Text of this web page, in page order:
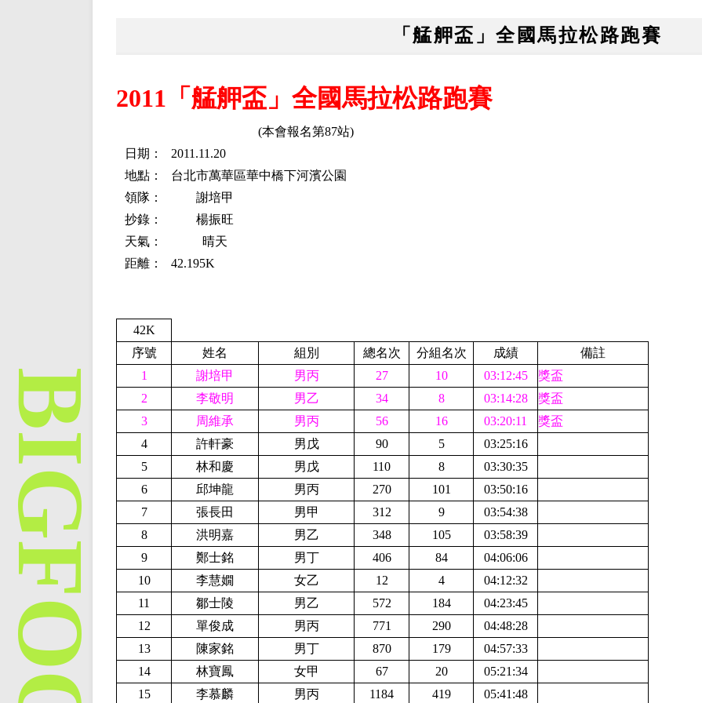
「艋舺盃」全國馬拉松路跑賽
2011「艋舺盃」全國馬拉松路跑賽
(本會報名第87站)
日期：
2011.11.20
地點：
台北市萬華區華中橋下河濱公園
領隊：
謝培甲
抄錄：
楊振旺
天氣：
晴天
距離：
42.195K
42K
序號
姓名 組別 總名次 分組名次 成績
備註
1
謝培甲 男丙 27 10 03:12:45
獎盃
2
李敬明 男乙 34 8 03:14:28
獎盃
3
周維承 男丙 56 16 03:20:11
獎盃
4
許軒豪 男戊 90 5
03:25:16
5
林和慶 男戊 110 8
03:30:35
6
邱坤龍 男丙 270 101
03:50:16
7
張長田 男甲 312 9
03:54:38
8
洪明嘉 男乙 348 105
03:58:39
9
鄭士銘 男丁 406 84
04:06:06
10
李慧嫺 女乙 12 4
04:12:32
11
鄒士陵 男乙 572 184
04:23:45
12
單俊成 男丙 771 290
04:48:28
13
陳家銘 男丁 870 179
04:57:33
14
林寶鳳 女甲 67 20
05:21:34
15
李慕麟 男丙 1184 419 05:41:48